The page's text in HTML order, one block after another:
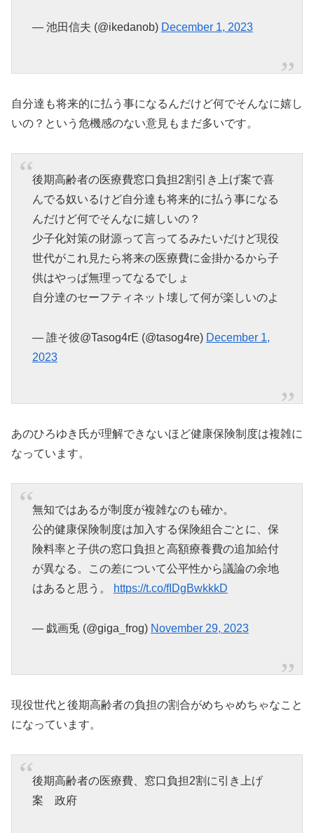
— 池田信夫 (@ikedanob) December 1, 2023
自分達も将来的に払う事になるんだけど何でそんなに嬉し
いの？という危機感のない意見もまだ多いです。
後期高齢者の医療費窓口負担2割引き上げ案で喜
んでる奴いるけど自分達も将来的に払う事になる
んだけど何でそんなに嬉しいの？
少子化対策の財源って言ってるみたいだけど現役
世代がこれ見たら将来の医療費に金掛かるから子
供はやっぱ無理ってなるでしょ
自分達のセーフティネット壊して何が楽しいのよ
— 誰そ彼@Tasog4rE (@tasog4re) December 1,
2023
あのひろゆき氏が理解できないほど健康保険制度は複雑に
なっています。
無知ではあるが制度が複雑なのも確か。
公的健康保険制度は加入する保険組合ごとに、保
険料率と子供の窓口負担と高額療養費の追加給付
が異なる。この差について公平性から議論の余地
はあると思う。
https://t.co/fIDgBwkkkD
— 戯画兎 (@giga_frog) November 29, 2023
現役世代と後期高齢者の負担の割合がめちゃめちゃなこと
になっています。
後期高齢者の医療費、窓口負担2割に引き上げ
案 政府